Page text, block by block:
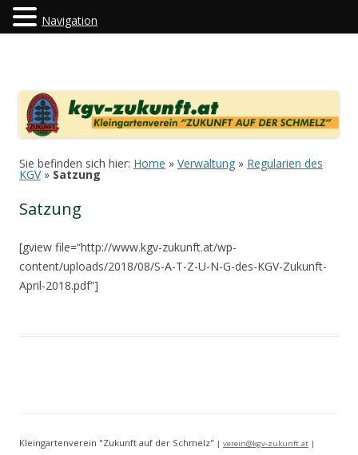
Sie befinden sich hier: Home » Verwaltung » Regularien des
KGV» Satzung
Satzung
[gview file=“http://www.kgv-zukunft.at/wp-
content/uploads/2018/08/S-A-T-Z-U-N-G-des-KGV-Zukunft-
April-2018.pdf“]
Kleingartenverein "Zukunft auf der Schmelz" | verein@kgv-zukunft.at |
Navigation